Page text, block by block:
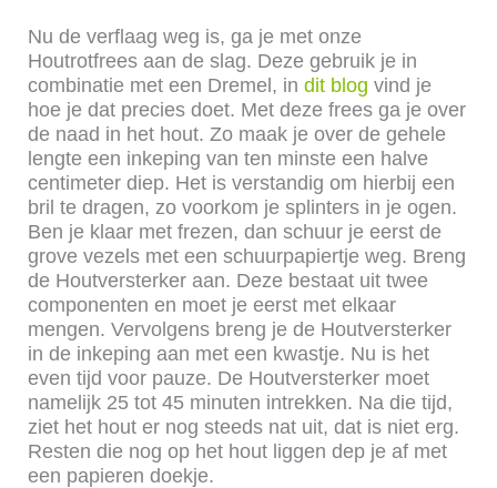
Nu de verflaag weg is, ga je met onze
Houtrotfrees aan de slag. Deze gebruik je in
combinatie met een Dremel, in dit blog vind je
hoe je dat precies doet. Met deze frees ga je over
de naad in het hout. Zo maak je over de gehele
lengte een inkeping van ten minste een halve
centimeter diep. Het is verstandig om hierbij een
bril te dragen, zo voorkom je splinters in je ogen.
Ben je klaar met frezen, dan schuur je eerst de
grove vezels met een schuurpapiertje weg. Breng
de Houtversterker aan. Deze bestaat uit twee
componenten en moet je eerst met elkaar
mengen. Vervolgens breng je de Houtversterker
in de inkeping aan met een kwastje. Nu is het
even tijd voor pauze. De Houtversterker moet
namelijk 25 tot 45 minuten intrekken. Na die tijd,
ziet het hout er nog steeds nat uit, dat is niet erg.
Resten die nog op het hout liggen dep je af met
een papieren doekje.